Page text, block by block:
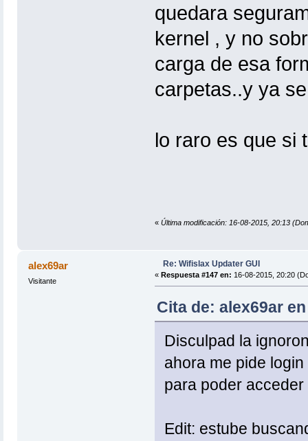
quedara
kernel , y no
carga de esa
carpetas..y ya
lo raro es que si
« Última modificación: 16-08-2015, 20:13
alex69ar
Visitante
Re: Wifislax Updater GUI
« Respuesta #147 en: 16-08-2015, 20:20
Cita de: alex69ar
Disculpad la
ahora me pide login
para poder
Edit: estube